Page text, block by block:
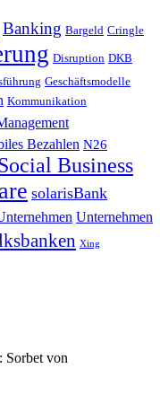
Banking Bargeld Cringle
Disruption DKB
Geschäftsmodelle
Kommunikation
Bezahlen N26
Business
solarisBank
Unternehmen
Xing
Sorbet von